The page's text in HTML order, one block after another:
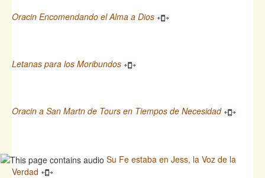
Oracin Encomendando el Alma a Dios
Letanas para los Moribundos
Oracin a San Martn de Tours en Tiempos de Necesidad
Su Fe estaba en Jess, la Voz de la
Verdad